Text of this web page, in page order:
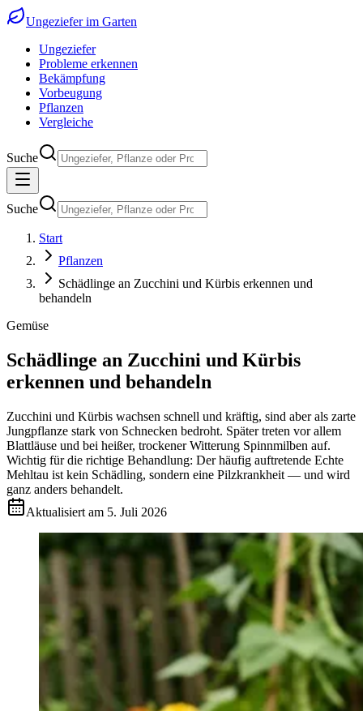
Ungeziefer im Garten
Ungeziefer
Probleme erkennen
Bekämpfung
Vorbeugung
Pflanzen
Vergleiche
Suche
Suche
Start
Pflanzen
Schädlinge an Zucchini und Kürbis erkennen und
behandeln
Gemüse
Schädlinge an Zucchini und Kürbis
erkennen und behandeln
Zucchini und Kürbis wachsen schnell und kräftig, sind aber als zarte
Jungpflanze stark von Schnecken bedroht. Später treten vor allem
Blattläuse und bei heißer, trockener Witterung Spinnmilben auf.
Wichtig für die richtige Behandlung: Der häufig auftretende Echte
Mehltau ist kein Schädling, sondern eine Pilzkrankheit — und wird
ganz anders behandelt.
Aktualisiert am 5. Juli 2026